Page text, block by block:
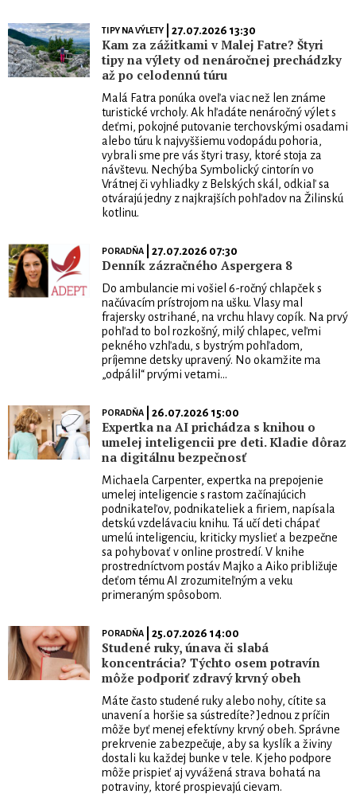
TIPY NA VÝLETY| 27.07.2026 13:30
Kam za zážitkami v Malej Fatre? Štyri
tipy na výlety od nenáročnej prechádzky
až po celodennú túru
Malá Fatra ponúka oveľa viac než len známe
turistické vrcholy. Ak hľadáte nenáročný výlet s
deťmi, pokojné putovanie terchovskými osadami
alebo túru k najvyššiemu vodopádu pohoria,
vybrali sme pre vás štyri trasy, ktoré stoja za
návštevu. Nechýba Symbolický cintorín vo
Vrátnej či vyhliadky z Belských skál, odkiaľ sa
otvárajú jedny z najkrajších pohľadov na Žilinskú
kotlinu.
PORADŇA| 27.07.2026 07:30
Denník zázračného Aspergera 8
Do ambulancie mi vošiel 6-ročný chlapček s
načúvacím prístrojom na ušku. Vlasy mal
frajersky ostrihané, na vrchu hlavy copík. Na prvý
pohľad to bol rozkošný, milý chlapec, veľmi
pekného vzhľadu, s bystrým pohľadom,
príjemne detsky upravený. No okamžite ma
„odpálil“ prvými vetami...
PORADŇA| 26.07.2026 15:00
Expertka na AI prichádza s knihou o
umelej inteligencii pre deti. Kladie dôraz
na digitálnu bezpečnosť
Michaela Carpenter, expertka na prepojenie
umelej inteligencie s rastom začínajúcich
podnikateľov, podnikateliek a firiem, napísala
detskú vzdelávaciu knihu. Tá učí deti chápať
umelú inteligenciu, kriticky myslieť a bezpečne
sa pohybovať v online prostredí. V knihe
prostredníctvom postáv Majko a Aiko približuje
deťom tému AI zrozumiteľným a veku
primeraným spôsobom.
PORADŇA| 25.07.2026 14:00
Studené ruky, únava či slabá
koncentrácia? Týchto osem potravín
môže podporiť zdravý krvný obeh
Máte často studené ruky alebo nohy, cítite sa
unavení a horšie sa sústredíte? Jednou z príčin
môže byť menej efektívny krvný obeh. Správne
prekrvenie zabezpečuje, aby sa kyslík a živiny
dostali ku každej bunke v tele. K jeho podpore
môže prispieť aj vyvážená strava bohatá na
potraviny, ktoré prospievajú cievam.